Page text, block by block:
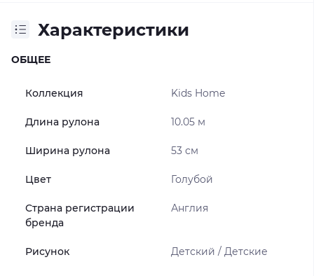
Характеристики
ОБЩЕЕ
Коллекция Kids Home
Длина рулона 10.05 м
Ширина рулона 53 см
Цвет Голубой
Страна регистрации
бренда
Англия
Рисунок Детский / Детские